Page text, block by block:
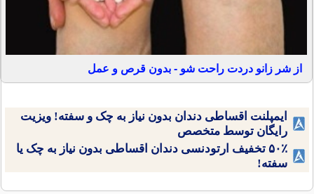
از شر زانو دردت راحت شو - بدون قرص و عمل
ایمپلنت اقساطی دندان بدون نیاز به چک و سفته! ویزیت
رایگان توسط متخصص
۵۰٪ تخفیف ارتودنسی دندان اقساطی بدون نیاز به چک یا
سفته!